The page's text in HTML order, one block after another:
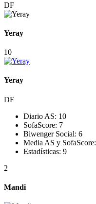
DF
Yeray
10
Yeray
DF
Diario AS: 10
SofaScore: 7
Biwenger Social: 6
Media AS y SofaScore:
Estadísticas: 9
2
Mandi